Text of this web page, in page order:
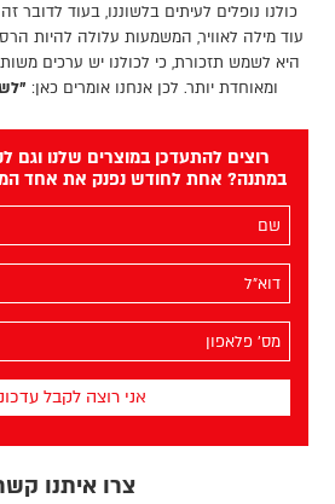
כולנו נופלים לעיתים בלשוננו, בעוד לדובר
עוד מילה לאוויר, המשמעות עלולה להיות
היא לשמש תזכורת, כי לכולנו יש ערכים
ומאוחדת יותר. לכן אנחנו אומרים כאן:
רוצים להתעדכן במוצרים שלנו וגם
במתנה? אחת לחודש נפנק את אחד
שלך
שלך
הפלאפון
צרו איתנו